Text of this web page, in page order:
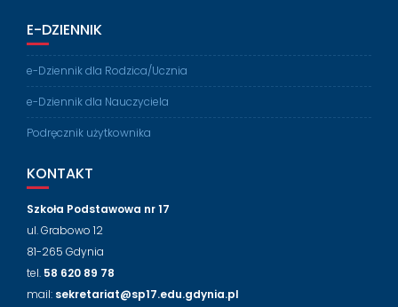
E-DZIENNIK
e-Dziennik dla Rodzica/Ucznia
e-Dziennik dla Nauczyciela
Podręcznik użytkownika
KONTAKT
Szkoła Podstawowa nr 17
ul. Grabowo 12
81-265 Gdynia
tel. 58 620 89 78
mail: sekretariat@sp17.edu.gdynia.pl